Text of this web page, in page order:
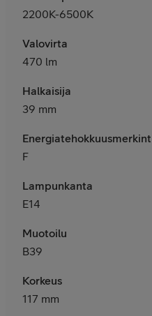
2200K-6500K
Valovirta
470 lm
Halkaisija
39 mm
Energiatehokkuusmerkintä
F
Lampunkanta
E14
Muotoilu
B39
Korkeus
117 mm